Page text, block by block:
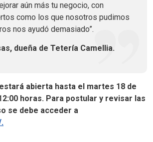
aún más tu negocio, con
como los que nosotros pudimos
nos ayudó demasiado”.
dueña de Tetería Camellia.
abierta hasta el martes 18 de
horas. Para postular y revisar las
se debe acceder a